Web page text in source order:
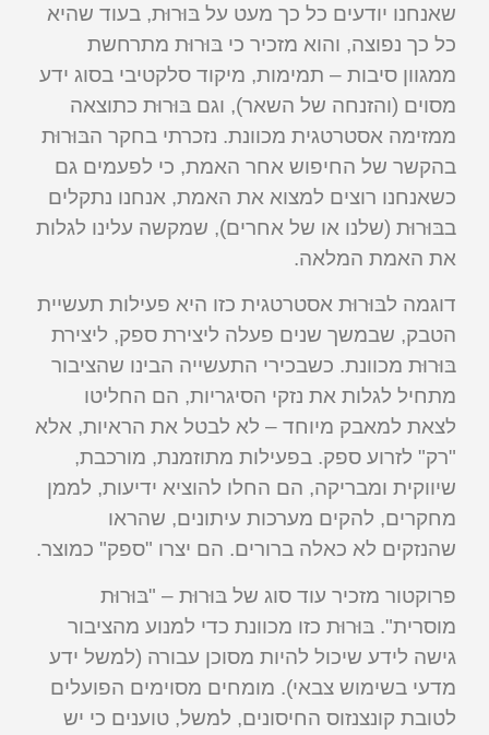
שאנחנו יודעים כל כך מעט על בּוּרוּת, בעוד שהיא
כל כך נפוצה, והוא מזכיר כי בּוּרוּת מתרחשת
ממגוון סיבות – תמימות, מיקוד סלקטיבי בסוג ידע
מסוים (והזנחה של השאר), וגם בּוּרוּת כתוצאה
ממזימה אסטרטגית מכוונת. נזכרתי בחקר הבּוּרוּת
בהקשר של החיפוש אחר האמת, כי לפעמים גם
כשאנחנו רוצים למצוא את האמת, אנחנו נתקלים
בבּוּרוּת (שלנו או של אחרים), שמקשה עלינו לגלות
את האמת המלאה.
דוגמה לבּוּרוּת אסטרטגית כזו היא פעילות תעשיית
הטבק, שבמשך שנים פעלה ליצירת ספק, ליצירת
בּוּרוּת מכוונת. כשבכירי התעשייה הבינו שהציבור
מתחיל לגלות את נזקי הסיגריות, הם החליטו
לצאת למאבק מיוחד – לא לבטל את הראיות, אלא
"רק" לזרוע ספק. בפעילות מתוזמנת, מורכבת,
שיווקית ומבריקה, הם החלו להוציא ידיעות, לממן
מחקרים, להקים מערכות עיתונים, שהראו
שהנזקים לא כאלה ברורים. הם יצרו "ספק" כמוצר.
פרוקטור מזכיר עוד סוג של בּוּרוּת – "בּוּרוּת
מוסרית". בּוּרוּת כזו מכוונת כדי למנוע מהציבור
גישה לידע שיכול להיות מסוכן עבורה (למשל ידע
מדעי בשימוש צבאי). מומחים מסוימים הפועלים
לטובת קונצנזוס החיסונים, למשל, טוענים כי יש